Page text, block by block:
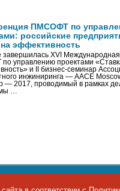
ПМСОФТ по
российские
на эффективность
завершилась XVI
управлению проектами
и II бизнес-семинар
инжиниринга — AACE
— 2017, проводимый в рамках
…
правах и порядке
E-mail:
siteeditor@iemag.ru